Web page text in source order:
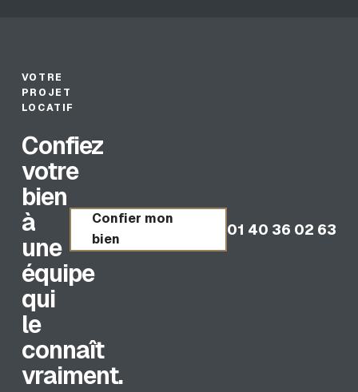
VOTRE
PROJET
LOCATIF
Confiez
votre
bien
à
une
équipe
qui
le
connaît
vraiment.
Confier mon
bien
01 40 36 02 63